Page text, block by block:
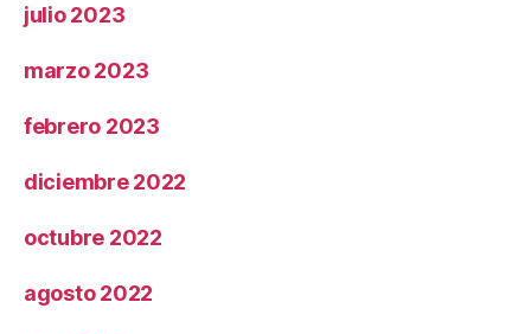
julio 2023
marzo 2023
febrero 2023
diciembre 2022
octubre 2022
agosto 2022